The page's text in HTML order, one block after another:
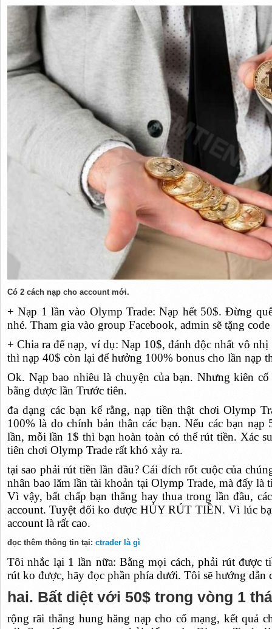
Có 2 cách nạp cho account mới.
+ Nạp 1 lần vào Olymp Trade: Nạp hết 50$. Đừng
nhé. Tham gia vào group Facebook, admin sẽ tặng
+ Chia ra để nạp, ví dụ: Nạp 10$, đánh độc nhất vô
thì nạp 40$ còn lại để hưởng 100% bonus cho lần nạp
Ok. Nạp bao nhiêu là chuyện của bạn. Nhưng kiên
bằng được lần Trước tiên.
đa dạng các bạn kể rằng, nạp tiền thật chơi Olymp
100% là do chính bản thân các bạn. Nếu các bạn
lần, mỗi lần 1$ thì bạn hoàn toàn có thể rút tiền. Xác
tiên chơi Olymp Trade rất khó xảy ra.
tại sao phải rút tiền lần đầu? Cái đích rốt cuộc của
nhân bao lăm lần tài khoản tại Olymp Trade, mà đấy là
Vì vậy, bất chấp bạn thắng hay thua trong lần đầu,
account. Tuyệt đối ko được HỦY RÚT TIỀN. Vì lúc
account là rất cao.
đọc thêm thông tin tại: ctrader là gì
Tôi nhắc lại 1 lần nữa: Bằng mọi cách, phải rút được
rút ko được, hãy đọc phần phía dưới. Tôi sẽ hướng dẫn
hai. Bất diệt với 50$ trong vòng 1
rộng rãi thằng hung hăng nạp cho cố mạng, kết quả